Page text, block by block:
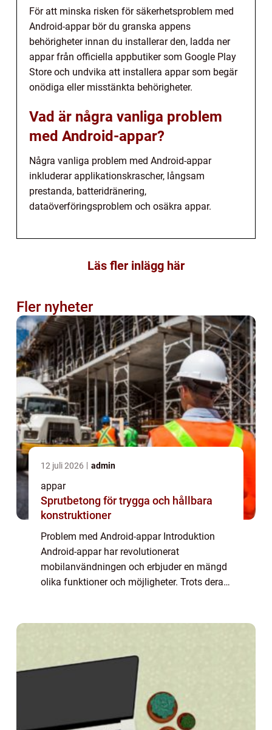
För att minska risken för säkerhetsproblem med
Android-appar bör du granska appens
behörigheter innan du installerar den, ladda ner
appar från officiella appbutiker som Google Play
Store och undvika att installera appar som begär
onödiga eller misstänkta behörigheter.
Vad är några vanliga problem
med Android-appar?
Några vanliga problem med Android-appar
inkluderar applikationskrascher, långsam
prestanda, batteridränering,
dataöverföringsproblem och osäkra appar.
Läs fler inlägg här
Fler nyheter
12 juli 2026 admin
appar
Sprutbetong för trygga och hållbara
konstruktioner
Problem med Android-appar Introduktion
Android-appar har revolutionerat
mobilanvändningen och erbjuder en mängd
olika funktioner och möjligheter. Trots deras